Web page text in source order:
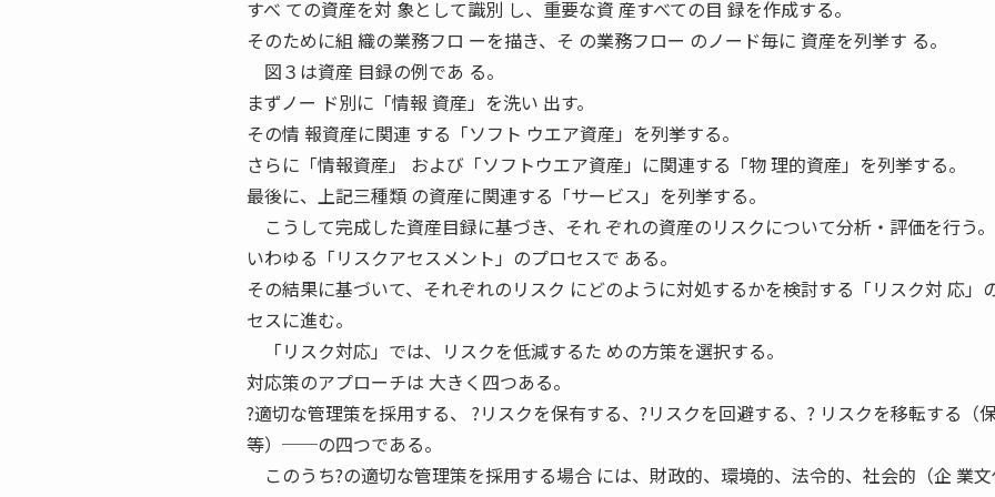
すべ ての資産を対 象として識別 し、重要な資 産すべての目 録を作成する。
そのために組 織の業務フロ ーを描き、そ の業務フロー のノード毎に 資産を列挙す る。
図３は資産 目録の例であ る。
まずノー ド別に「情報 資産」を洗い 出す。
その情 報資産に関連 する「ソフト ウエア資産」を列挙する。
さらに「情報資産」 および「ソフトウエア資産」に関連する「物 理的資産」を列挙する。
最後に、上記三種類 の資産に関連する「サービス」を列挙する。
こうして完成した資産目録に基づき、それ ぞれの資産のリスクについて分析・評価を行う。
いわゆる「リスクアセスメント」のプロセスで ある。
その結果に基づいて、それぞれのリスク にどのように対処するかを検討する「リスク対 応」
セスに進む。
「リスク対応」では、リスクを低減するた めの方策を選択する。
対応策のアプローチは 大きく四つある。
?適切な管理策を採用する、 ?リスクを保有する、?リスクを回避する、? リスクを移転する（
等）──の四つである。
このうち?の適切な管理策を採用する場合 には、財政的、環境的、法令的、社会的（企 業文